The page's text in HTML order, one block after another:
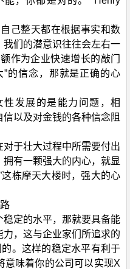
己整天都在根据事实和数
们的潜意识往往会左右一
作为企业快速增长的敲门
的信念，那就是正确的心
发展的是能力问题，相
以及对金钱的各种信念阻
于壮大过程中所需要付出
有一颗强大的内心，就显
栋摩天大楼时，强大的心
定的水平，那就要具备能
，这与企业家们所追求的
。这样的稳定水平有利于
意味着你的公司可以实现X